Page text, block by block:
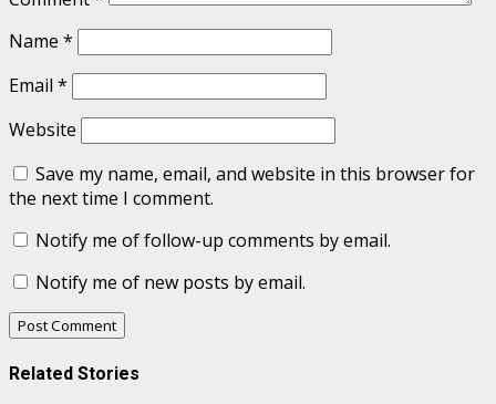
Name *
Email *
Website
Save my name, email, and website in this browser for
the next time I comment.
Notify me of follow-up comments by email.
Notify me of new posts by email.
Related Stories